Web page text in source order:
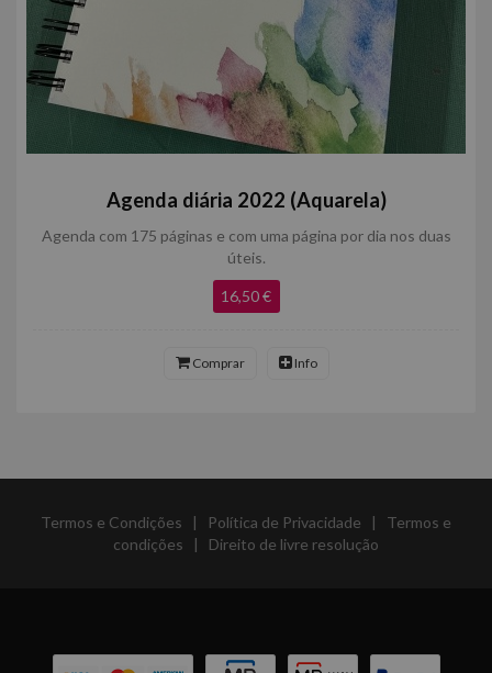
Agenda diária 2022 (Aquarela)
Agenda com 175 páginas e com uma página por dia nos duas
úteis.
16,50 €
Comprar Info
Termos e Condições | Política de Privacidade | Termos e
condições | Direito de livre resolução